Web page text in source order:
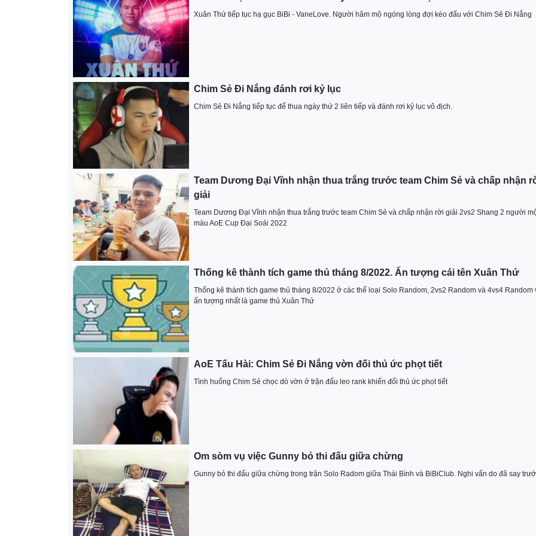
Xuân Thứ tiếp tục hạ gục BiBi - VaneLove. Người hâm mộ ngóng lòng đợi kèo đấu với Chim Sẻ Đi Nắng
Chim Sẻ Đi Nắng đánh rơi kỷ lục
Chim Sẻ Đi Nắng tiếp tục để thua ngày thứ 2 liên tiếp và đánh rơi kỷ lục vô địch.
Team Dương Đại Vĩnh nhận thua trắng trước team Chim Sẻ và chấp nhận
giải
Team Dương Đại Vĩnh nhận thua trắng trước team Chim Sẻ và chấp nhận rời giải 2vs2 Shang 2 người
màu AoE Cup Đại Soái 2022
Thống kê thành tích game thủ tháng 8/2022. Ấn tượng cái tên Xuân Thứ
Thống kê thành tích game thủ tháng 8/2022 ở các thể loại Solo Random, 2vs2 Random và 4vs4 Random
ấn tượng nhất là game thủ Xuân Thứ
AoE Tấu Hài: Chim Sẻ Đi Nắng vờn đối thủ ức phọt tiết
Tình huống Chim Sẻ chọc dò vờn ở trận đấu leo rank khiến đối thủ ức phọt tiết
Om sòm vụ việc Gunny bỏ thi đấu giữa chừng
Gunny bỏ thi đấu giữa chừng trong trận Solo Radom giữa Thái Bình và BiBiClub. Nghi vấn do đã say